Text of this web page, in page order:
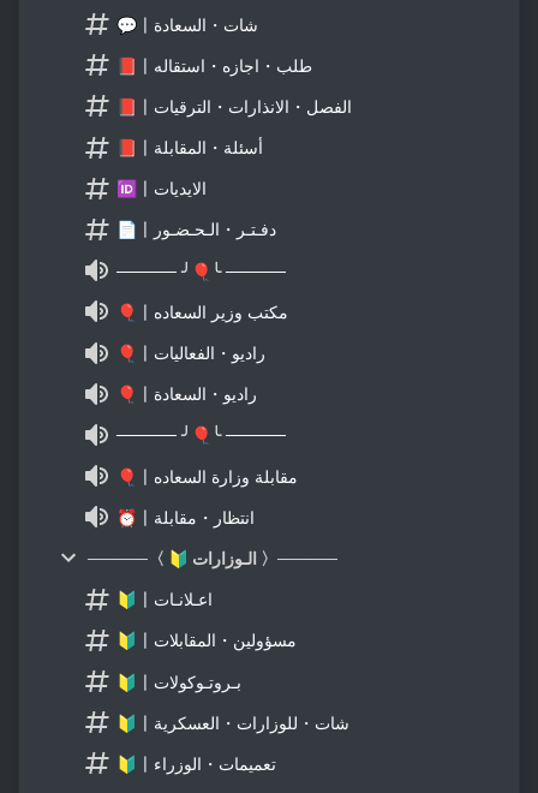
💬〡شات・السعادة
📕〡طلب・اجازه・استقاله
📕〡الفصل・الانذارات・الترقيات
📕〡أسئلة・المقابلة
🆔〡الايديات
📄〡دفـتـر・الـحـضـور
───── ╯🎈╰ ─────
🎈〡مكتب وزير السعاده
🎈〡راديو・الفعاليات
🎈〡راديو・السعادة
───── ╯🎈╰ ─────
🎈〡مقابلة وزارة السعاده
⏰〡انتظار・مقابلة
─────〈 🔰 الـوزارات 〉─────
🔰〡اعـلانـات
🔰〡مسؤولين・المقابلات
🔰〡بـروتـوكولات
🔰〡شات・للوزارات・العسكرية
🔰〡تعميمات・الوزراء